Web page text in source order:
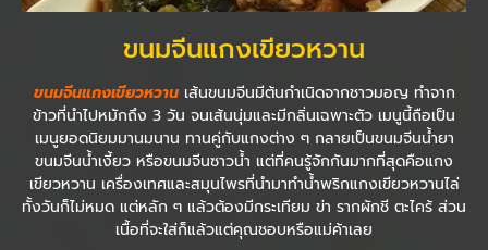
ขนมจีนแกงเขียวหวาน
ขนมจีนแกงเขียวหวานเส้นขนมจีนมีต้นกำเนิดจากชาวมอญ ทำจาก
ข้าวที่นำไปหมักถึง 3 วัน จนเส้นนุ่มและมีกลิ่นเฉพาะตัว เมนูนี้ถือเป็น
เมนูยอดนิยมมานมนาน ทานคู่กับแกงต่าง ๆ กลายเป็นขนมจีนน้ำยา
ขนมจีนน้ำเงี้ยว หรือขนมจีนซาวน้ำ แต่ที่คนรู้จักกันมากที่สุดคือแกง
เขียวหวาน เครื่องเทศและสมุนไพรที่นำมาทำน้ำพริกแกงเขียวหวานไล่
ทั้งวันก็ไม่หมด แต่หลัก ๆ แล้วต้องมีกระเทียม ข่า รากผักชี ตะไคร้ ส่วน
เนื้อที่จะใส่ก็แล้วแต่คุณชอบหรือแม่ค้าเลย